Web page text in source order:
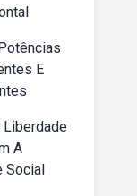
E
Liberdade
A
Social